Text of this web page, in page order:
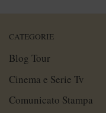
CATEGORIE
Blog Tour
Cinema e Serie Tv
Comunicato Stampa